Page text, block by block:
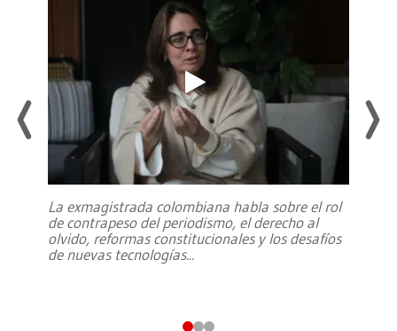
La exmagistrada colombiana habla sobre el rol
de contrapeso del periodismo, el derecho al
olvido, reformas constitucionales y los desafíos
de nuevas tecnologías...